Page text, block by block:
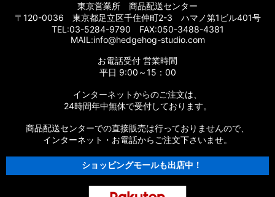
【シマノ】16エクスセンスLB［EXSENCE LB］対応 カスタム
【シマノ】14エクスセンスBB［EXSENCE BB］対応 カスタム
【シマノ】13エクスセンスLB［EXSENCE LB］対応 カスタム
【シマノ】12エクスセンスCI4+［EXSENCE CI4+］対応 カス
タムパーツ
東京営業所 商品配送センター
〒120-0036 東京都足立区千住仲町2-3 ハマノ第1ビル401号
TEL:03-5284-9790 FAX:050-3488-4381
MAIL:info@hedgehog-studio.com
お電話受付 営業時間
平日 9:00～15：00
インターネットからのご注文は、
24時間年中無休で受付しております。
商品配送センターでの直接販売は行っておりませんので、
インターネット・お電話からご注文下さいませ。
ショッピングモールも出店中！